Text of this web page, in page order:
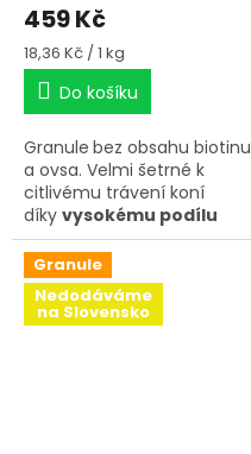
459 Kč
Měrná
cena:
18,36 Kč / 1 kg
Do košíku
Granule bez obsahu biotinu
a ovsa. Velmi šetrné k
citlivému trávení koní
díky vysokému podílu
stravitelné vlákniny,
podporující tvorbu
pozitivních bakterií a
zdravou střevní
mikroflóru.Vybalancovaný
Granule
Nedodáváme
na Slovensko